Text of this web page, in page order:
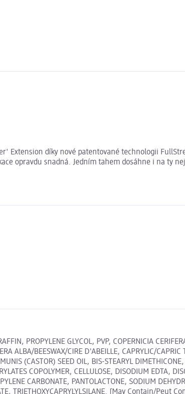
Extension díky nové patentované technologii
opravdu snadná. Jedním tahem dosáhne i na ty
PROPYLENE GLYCOL, PVP, COPERNICIA
ALBA/BEESWAX/CIRE D'ABEILLE, CAPRYLIC/
(CASTOR) SEED OIL, BIS-STEARYL
COPOLYMER, CELLULOSE, DISODIUM EDTA,
CARBONATE, PANTOLACTONE, SODIUM
TRIETHOXYCAPRYLYLSILANE. [May Contain/